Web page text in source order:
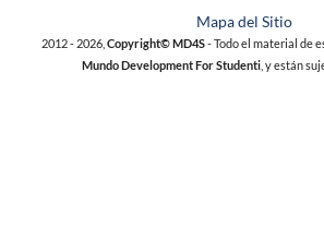
Mapa del Sitio
2012 - 2026, Copyright© MD4S- Todo el material de
Mundo Development For Studenti , y están